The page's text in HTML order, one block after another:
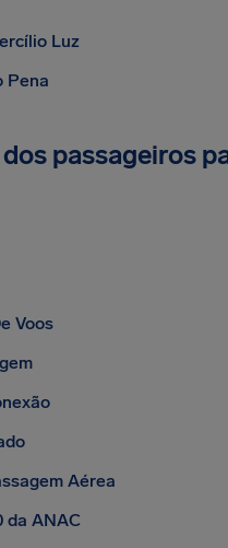
Luz
Pena
passageiros
Voos
Aérea
da ANAC